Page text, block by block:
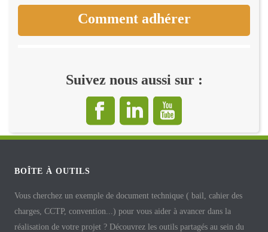
Comment adhérer
Suivez nous aussi sur :
BOÎTE À OUTILS
Vous cherchez un exemple de document technique ( bail, cahier des
charges, CCTP, convention...) pour vous aider à avancer dans la
réalisation de votre projet ? Découvrez les outils partagés au sein du